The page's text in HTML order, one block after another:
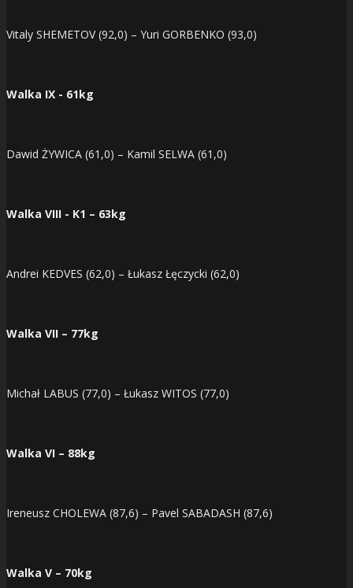
Vitaly SHEMETOV (92,0) – Yuri GORBENKO (93,0)
Walka IX - 61kg
Dawid ŻYWICA (61,0) – Kamil SELWA (61,0)
Walka VIII - K1 – 63kg
Andrei KEDVES (62,0) – Łukasz Łęczycki (62,0)
Walka VII – 77kg
Michał LABUS (77,0) – Łukasz WITOS (77,0)
Walka VI – 88kg
Ireneusz CHOLEWA (87,6) – Pavel SABADASH (87,6)
Walka V – 70kg